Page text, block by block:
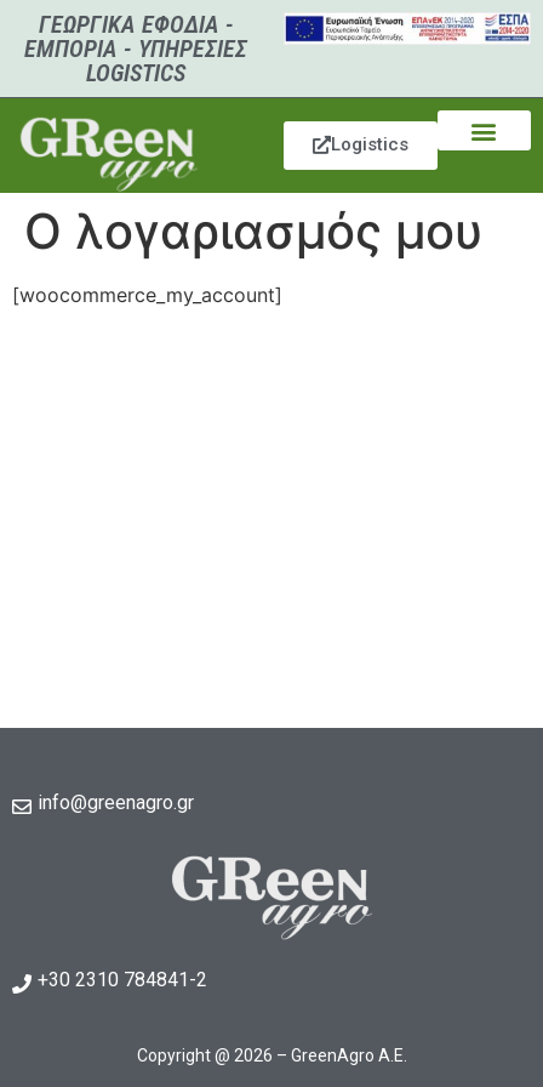
ΓΕΩΡΓΙΚΑ ΕΦΟΔΙΑ -
ΕΜΠΟΡΙΑ - ΥΠΗΡΕΣΙΕΣ
LOGISTICS
Logistics
Ο λογαριασμός μου
[woocommerce_my_account]
info@greenagro.gr
+30 2310 784841-2
Copyright @ 2026 – GreenAgro A.E.